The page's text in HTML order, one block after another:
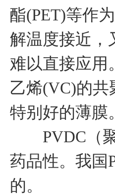
酯(PET)等作
解温度接近，
难以直接应用
乙烯(VC)的
特别好的薄膜。
PVDC（聚
药品性。我国
的。